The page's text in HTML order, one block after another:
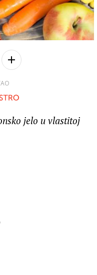
jelo u vlastitoj